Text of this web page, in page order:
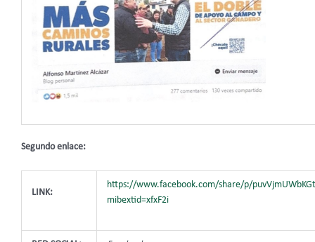
Segundo enlace:
LINK:
https://www.facebook.com/share/p/
mibextid=xfxF2i